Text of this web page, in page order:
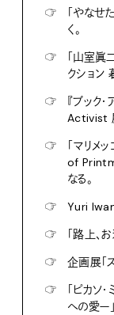
☞
「やなせ
く。
☞
「山室眞
クション
☞
『ブック
Activist
☞
「マリ
of
なる。
☞
Yuri
☞
「路上、
☞
企画展「
☞
「ピカソ
への愛ー